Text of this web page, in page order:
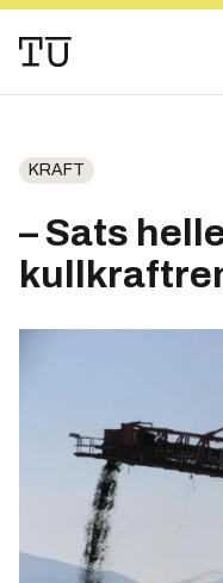
KRAFT
– Sats